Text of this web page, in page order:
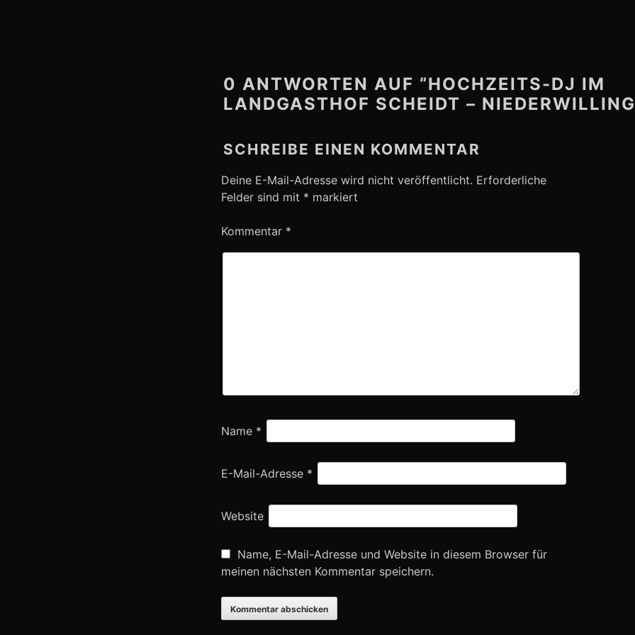
0 ANTWORTEN AUF “HOCHZEITS-DJ IM
LANDGASTHOF SCHEIDT –
SCHREIBE EINEN KOMMENTAR
Deine E-Mail-Adresse wird nicht veröffentlicht. Erforderliche
Felder sind mit * markiert
Kommentar *
Name *
E-Mail-Adresse *
Website
Name, E-Mail-Adresse und Website in diesem Browser für
meinen nächsten Kommentar speichern.